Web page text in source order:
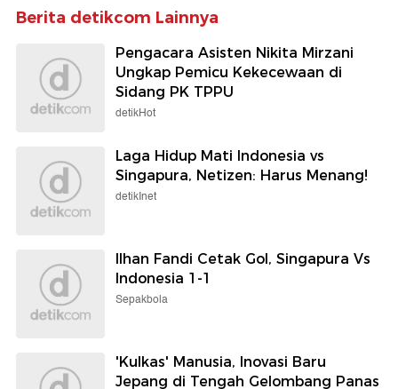
Berita detikcom Lainnya
Pengacara Asisten Nikita Mirzani
Ungkap Pemicu Kekecewaan di
Sidang PK TPPU
detikHot
Laga Hidup Mati Indonesia vs
Singapura, Netizen: Harus Menang!
detikInet
Ilhan Fandi Cetak Gol, Singapura Vs
Indonesia 1-1
Sepakbola
'Kulkas' Manusia, Inovasi Baru
Jepang di Tengah Gelombang Panas